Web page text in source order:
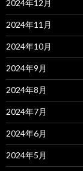
2024年12月
2024年11月
2024年10月
2024年9月
2024年8月
2024年7月
2024年6月
2024年5月